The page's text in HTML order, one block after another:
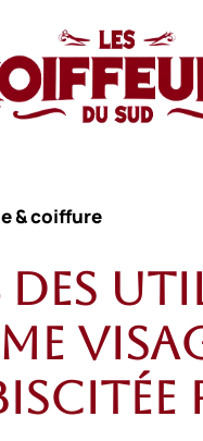
& coiffure
des